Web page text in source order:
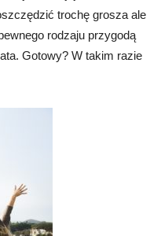
trochę grosza ale
rodzaju przygodą
Gotowy? W takim razie